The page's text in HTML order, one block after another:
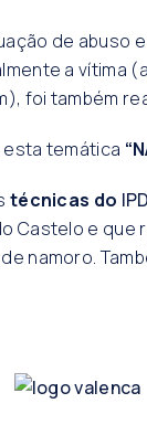
de abuso
a vítima
foi também
esta temática
técnicas do
Castelo e
namoro.